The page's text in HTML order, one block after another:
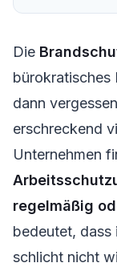
Die
bürokratisches
dann
erschreckend
Unternehmen
regelmäßig
bedeutet, dass
schlicht nicht